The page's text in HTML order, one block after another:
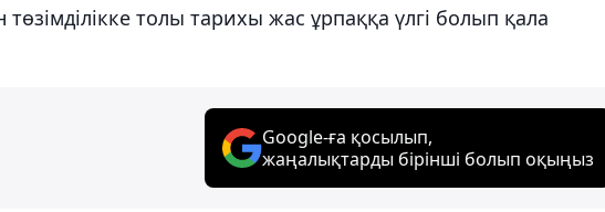
төзімділікке толы тарихы жас ұрпаққа үлгі болып қала
Google-ға қосылып,
жаңалықтарды бірінші болып оқыңыз